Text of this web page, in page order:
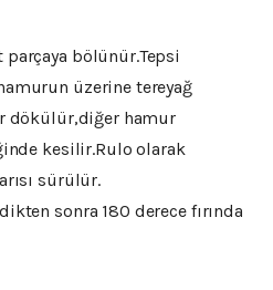
bölünür.Tepsi
üzerine tereyağ
dökülür,diğer hamur
kesilir.Rulo olarak
sürülür.
sonra 180 derece fırında